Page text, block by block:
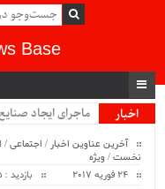
Base
اخبار
ماجرای ایجاد
آخرین عناوین اخبار / اجتماعی/
نخست/ ویژه
24 فوریه 2017
بازدید : 1905